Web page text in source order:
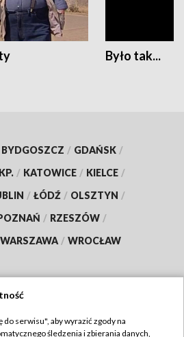
Było tak...
BYDGOSZCZ / GDAŃSK /
/ KATOWICE / KIELCE /
/ ŁÓDŹ / OLSZTYN /
/ RZESZÓW /
WARSZAWA / WROCŁAW
serwisu", aby wyrazić zgody na
śledzenia i zbierania danych,